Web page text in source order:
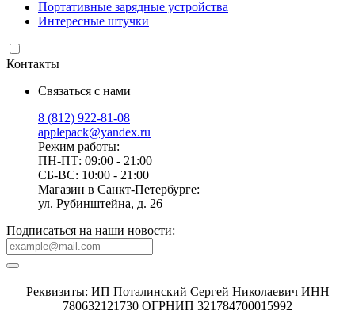
Портативные зарядные устройства
Интересные штучки
Контакты
Связаться с нами
8 (812) 922-81-08
applepack@yandex.ru
Режим работы:
ПН-ПТ: 09:00 - 21:00
СБ-ВС: 10:00 - 21:00
Магазин в Санкт-Петербурге:
ул. Рубинштейна, д. 26
Подписаться на наши новости:
Реквизиты: ИП Поталинский Сергей Николаевич ИНН
780632121730 ОГРНИП 321784700015992